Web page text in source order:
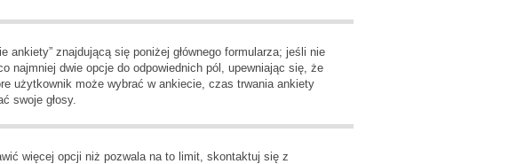
znajdującą się poniżej głównego formularza; jeśli nie
najmniej dwie opcje do odpowiednich pól, upewniając się, że
użytkownik może wybrać w ankiecie, czas trwania ankiety
swoje głosy.
więcej opcji niż pozwala na to limit, skontaktuj się z